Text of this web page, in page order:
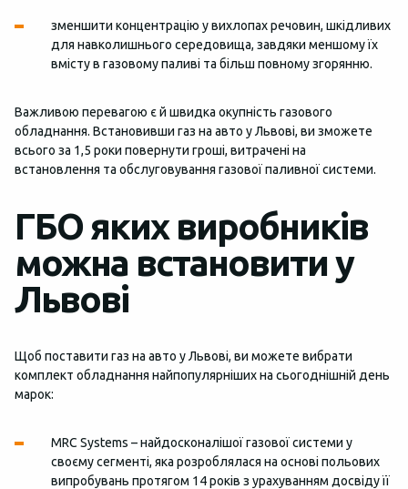
зменшити концентрацію у вихлопах речовин, шкідливих
для навколишнього середовища, завдяки меншому їх
вмісту в газовому паливі та більш повному згорянню.
Важливою перевагою є й швидка окупність газового
обладнання. Встановивши газ на авто у Львові, ви зможете
всього за 1,5 роки повернути гроші, витрачені на
встановлення та обслуговування газової паливної системи.
ГБО яких виробників
можна встановити у
Львові
Щоб поставити газ на авто у Львові, ви можете вибрати
комплект обладнання найпопулярніших на сьогоднішній день
марок:
MRC Systems – найдосконалішої газової системи у
своєму сегменті, яка розроблялася на основі польових
випробувань протягом 14 років з урахуванням досвіду її